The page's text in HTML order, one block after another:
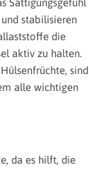
Sättigungsgefühl
stabilisieren
die
aktiv zu halten.
sind
alle wichtigen
da es hilft, die